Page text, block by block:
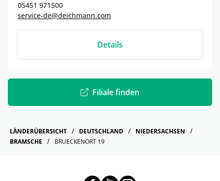
05451 971500
service-de@deichmann.com
Details
Filiale finden
LÄNDERÜBERSICHT DEUTSCHLAND
NIEDERSACHSEN
BRAMSCHE
BRUECKENORT 19